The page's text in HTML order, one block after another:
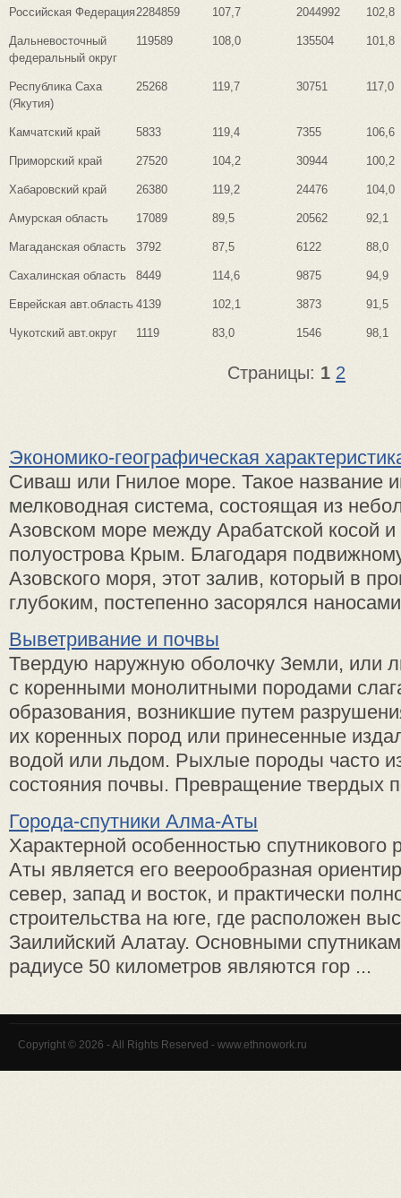
Российская Федерация2284859 107,7 2044992 102,8
Дальневосточный
федеральный округ
119589 108,0 135504 101,8
Республика Саха
(Якутия)
25268 119,7 30751 117,0
Камчатский край 5833 119,4 7355 106,6
Приморский край 27520 104,2 30944 100,2
Хабаровский край 26380 119,2 24476 104,0
Амурская область 17089 89,5 20562 92,1
Магаданская область 3792 87,5 6122 88,0
Сахалинская область 8449 114,6 9875 94,9
Еврейская авт.область 4139 102,1 3873 91,5
Чукотский авт.округ 1119 83,0 1546 98,1
Страницы: 1 2
Экономико-географическая
Сиваш или Гнилое море. Такое название
мелководная система, состоящая из
Азовском море между Арабатской косой и
полуострова Крым. Благодаря
Азовского моря, этот залив, который в
глубоким, постепенно засорялся
Выветривание и почвы
Твердую наружную оболочку Земли, или
с коренными монолитными породами
образования, возникшие путем
их коренных пород или принесенные
водой или льдом. Рыхлые породы часто
состояния почвы. Превращение твердых
Города-спутники Алма-Аты
Характерной особенностью спутникового
Аты является его веерообразная
север, запад и восток, и практически
строительства на юге, где расположен
Заилийский Алатау. Основными
радиусе 50 километров являются гор ...
Copyright © 2026 - All Rights Reserved - www.ethnowork.ru